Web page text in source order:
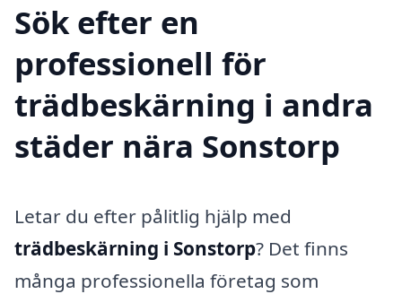
Sök efter en
professionell för
trädbeskärning i andra
städer nära Sonstorp
Letar du efter pålitlig hjälp med
trädbeskärning i Sonstorp? Det finns
många professionella företag som